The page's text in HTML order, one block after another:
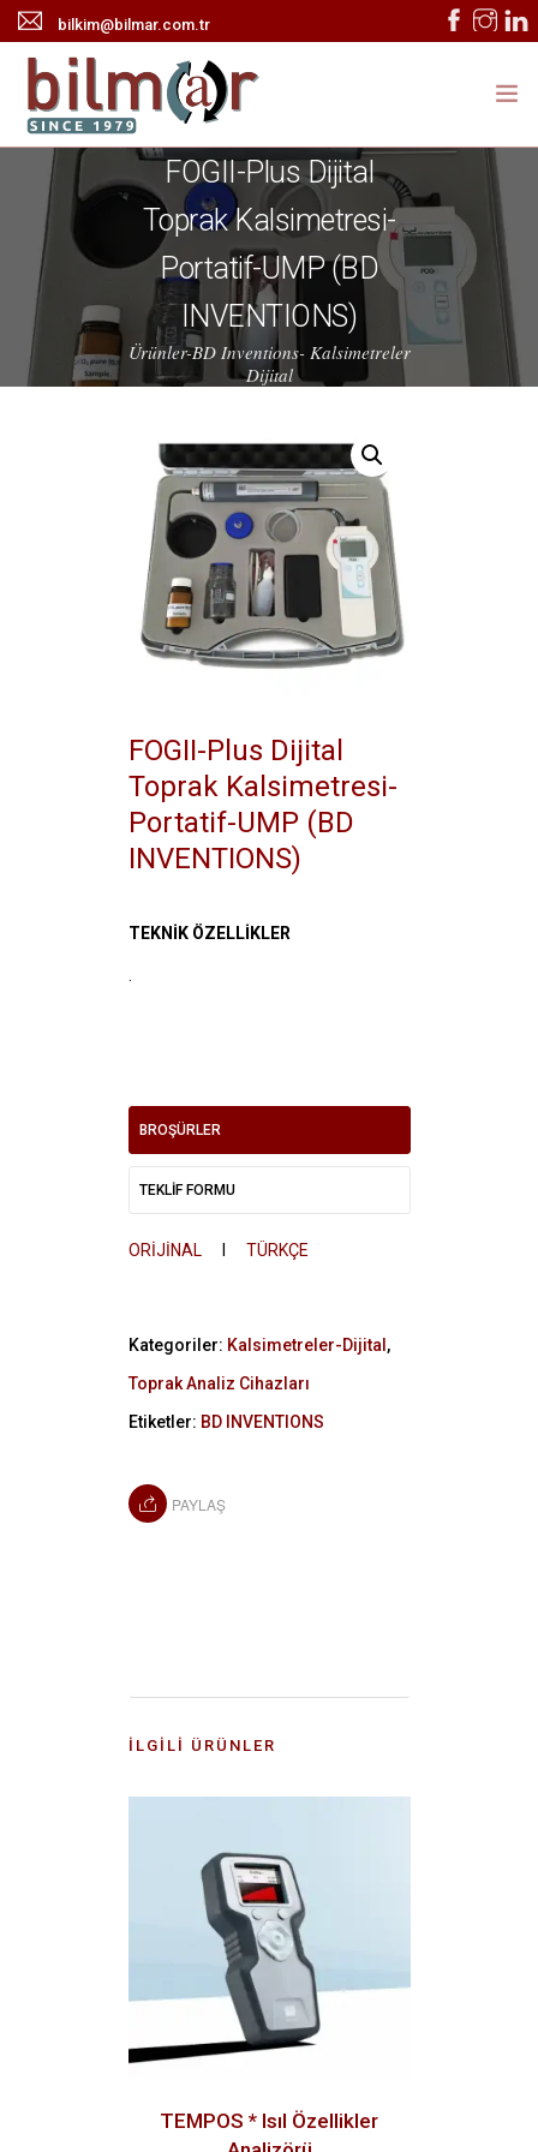
bilkim@bilmar.com.tr
ANASAYFA
HABERLER
TEKNİK SERVİS
ONLINE KATALOG
FOGII-Plus Dijital
Toprak Kalsimetresi-
Portatif-UMP (BD
INVENTIONS)
Ürünler-BD Inventions- Kalsimetreler
Dijital
FOGII-Plus Dijital
Toprak Kalsimetresi-
Portatif-UMP (BD
INVENTIONS)
TEKNİK ÖZELLİKLER
BROŞÜRLER
TEKLİF FORMU
ORİJİNAL TÜRKÇE
Kategoriler: Kalsimetreler-Dijital ,
Toprak Analiz Cihazları
Etiketler: BD INVENTIONS
PAYLAŞ
İLGILI ÜRÜNLER
TEMPOS * Isıl Özellikler